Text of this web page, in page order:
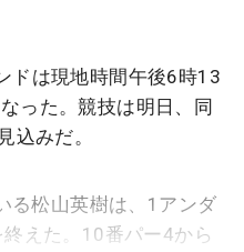
ドは現地時間午後6時13
った。競技は明日、同
込みだ。
る松山英樹は、1アンダ
えた。 10番パー4から